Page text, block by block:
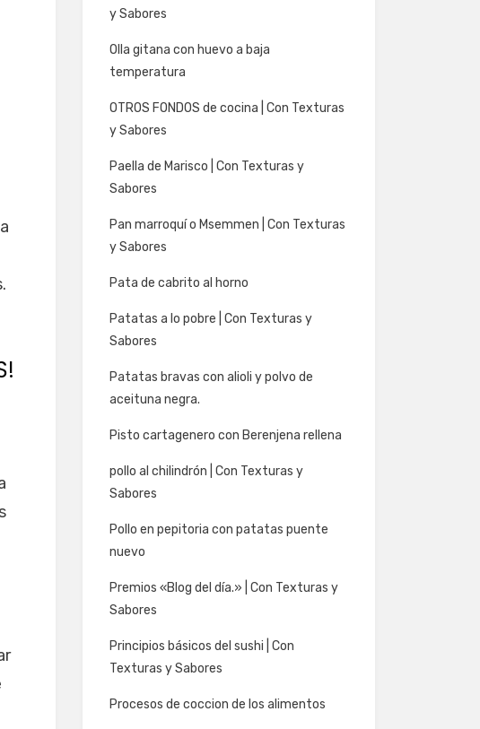
y Sabores
Olla gitana con huevo a baja
temperatura
OTROS FONDOS de cocina | Con Texturas
y Sabores
Paella de Marisco | Con Texturas y
Sabores
Pan marroquí o Msemmen | Con Texturas
y Sabores
Pata de cabrito al horno
Patatas a lo pobre | Con Texturas y
Sabores
Patatas bravas con alioli y polvo de
aceituna negra.
Pisto cartagenero con Berenjena rellena
pollo al chilindrón | Con Texturas y
Sabores
Pollo en pepitoria con patatas puente
nuevo
Premios «Blog del día.» | Con Texturas y
Sabores
Principios básicos del sushi | Con
Texturas y Sabores
Procesos de coccion de los alimentos